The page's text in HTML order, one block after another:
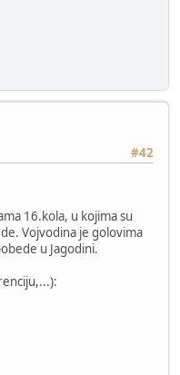
#42
16.kola, u kojima su
Vojvodina je golovima
u Jagodini.